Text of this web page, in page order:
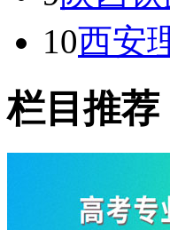
10西安
栏目推荐